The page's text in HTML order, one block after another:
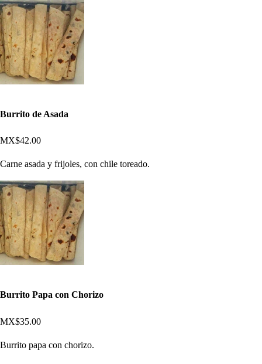
Burrito de Asada
MX$42.00
Carne asada y frijoles, con chile toreado.
Burrito Papa con Chorizo
MX$35.00
Burrito papa con chorizo.